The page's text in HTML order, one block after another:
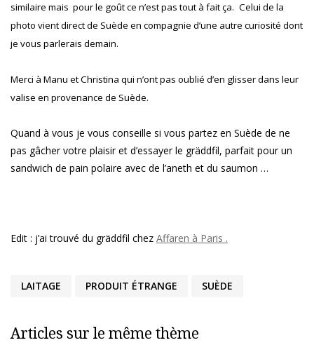
similaire mais pour le goût ce n’est pas tout à fait ça. Celui de la
photo vient direct de Suède en compagnie d’une autre curiosité dont
je vous parlerais demain.
Merci à Manu et Christina qui n’ont pas oublié d’en glisser dans leur
valise en provenance de Suède.
Quand à vous je vous conseille si vous partez en Suède de ne
pas gâcher votre plaisir et d’essayer le gräddfil, parfait pour un
sandwich de pain polaire avec de l’aneth et du saumon …
Edit : j’ai trouvé du gräddfil chez Affaren à Paris .
LAITAGE PRODUIT ÉTRANGE SUÈDE
Articles sur le même thème